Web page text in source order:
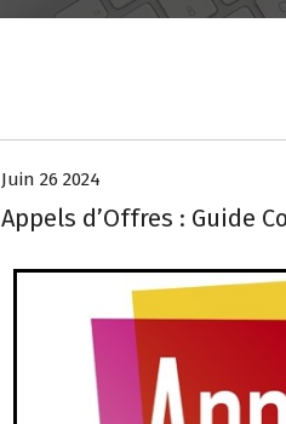
Juin 26 2024
Appels d’Offres : Guide